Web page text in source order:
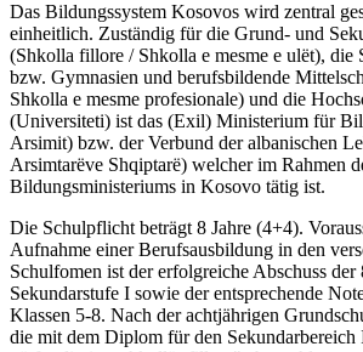
Das Bildungssystem Kosovos wird zentral
einheitlich. Zuständig für die Grund- und
(Shkolla fillore / Shkolla e mesme e ulët), die
bzw. Gymnasien und berufsbildende
Shkolla e mesme profesionale) und die
(Universiteti) ist das (Exil) Ministerium für
Arsimit) bzw. der Verbund der albanischen
Arsimtarëve Shqiptarë) welcher im Rahmen
Bildungsministeriums in Kosovo tätig ist.
Die Schulpflicht beträgt 8 Jahre (4+4).
Aufnahme einer Berufsausbildung in den
Schulfomen ist der erfolgreiche Abschuss der
Sekundarstufe I sowie der entsprechende
Klassen 5-8. Nach der achtjährigen
die mit dem Diplom für den Sekundarbereich